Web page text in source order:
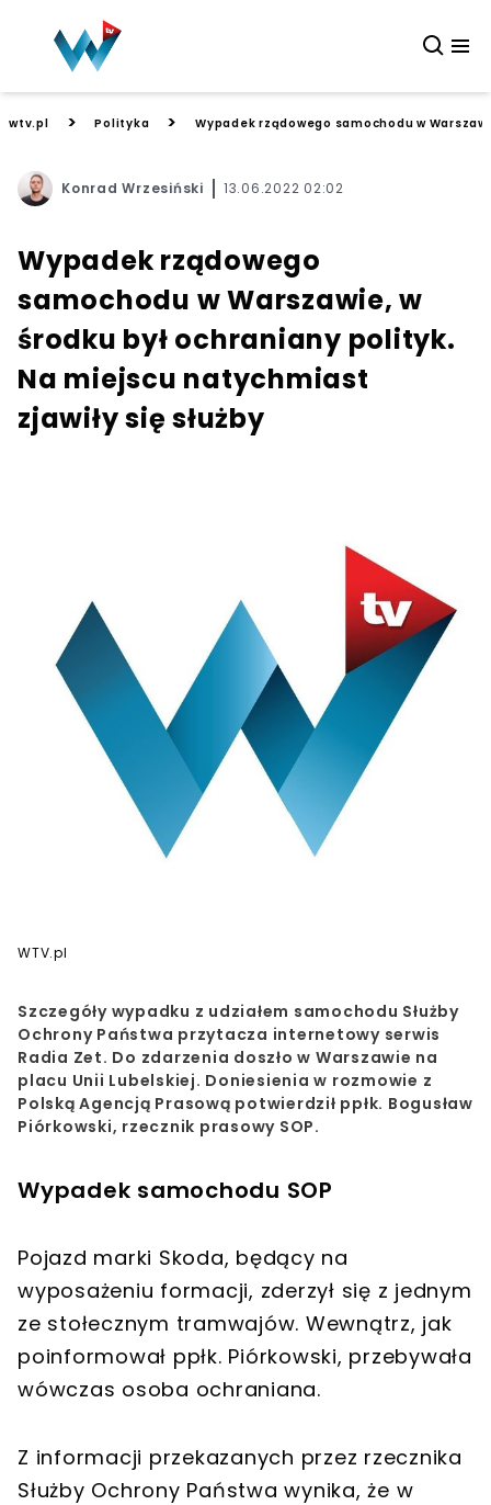
wtv.pl > Polityka > Wypadek rządowego samochodu w
Konrad Wrzesiński 13.06.2022 02:02
Wypadek rządowego
samochodu w Warszawie, w
środku był ochraniany polityk.
Na miejscu natychmiast
zjawiły się służby
WTV.pl
Szczegóły wypadku z udziałem samochodu Służby
Ochrony Państwa przytacza internetowy serwis
Radia Zet. Do zdarzenia doszło w Warszawie na
placu Unii Lubelskiej. Doniesienia w rozmowie z
Polską Agencją Prasową potwierdził ppłk. Bogusław
Piórkowski, rzecznik prasowy SOP.
Wypadek samochodu SOP
Pojazd marki Skoda, będący na
wyposażeniu formacji, zderzył się z jednym
ze stołecznym tramwajów. Wewnątrz, jak
poinformował ppłk. Piórkowski, przebywała
wówczas osoba ochraniana.
Z informacji przekazanych przez rzecznika
Służby Ochrony Państwa wynika, że w